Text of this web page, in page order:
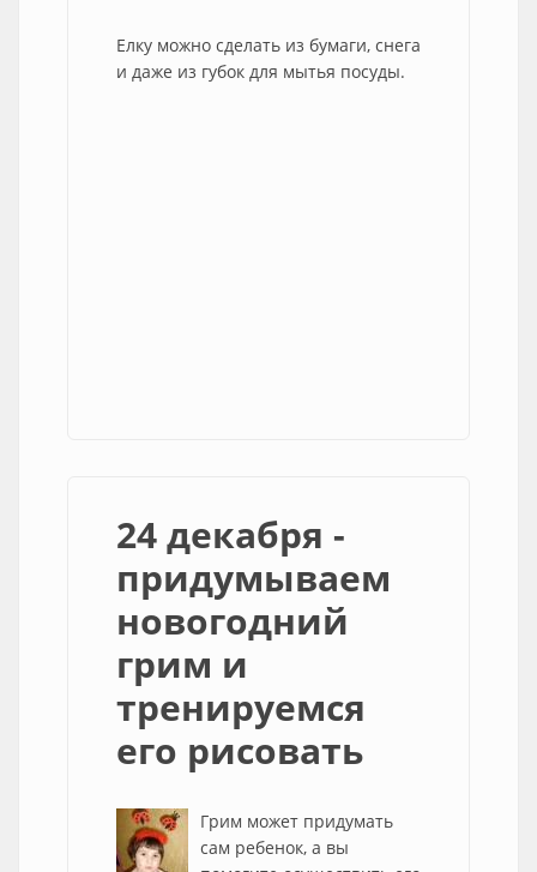
Елку можно сделать из бумаги, снега
и даже из губок для мытья посуды.
24 декабря -
придумываем
новогодний
грим и
тренируемся
его рисовать
Грим может придумать
сам ребенок, а вы